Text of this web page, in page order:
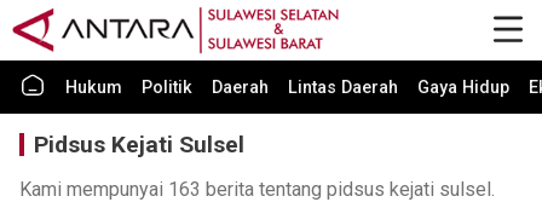
Hukum Politik Daerah Lintas Daerah Gaya Hidup
Pidsus Kejati Sulsel
Kami mempunyai 163 berita tentang pidsus kejati sulsel.